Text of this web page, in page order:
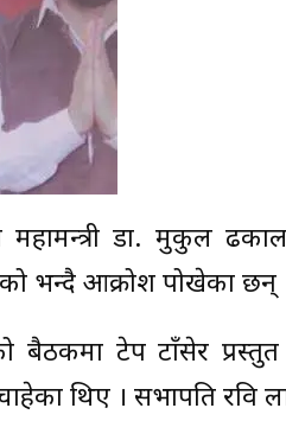
महामन्त्री डा. मुकुल
भन्दै आक्रोश पोखेका छन्
बैठकमा टेप टाँसेर प्रस्तुत
थिए । सभापति रवि